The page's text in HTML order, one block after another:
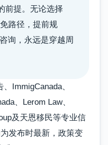
前提。无论选择
路径，提前规
询，永远是穿越周
ImmigCanada、
、Lerom Law、
及天恩移民等专业信
发布时最新，政策变